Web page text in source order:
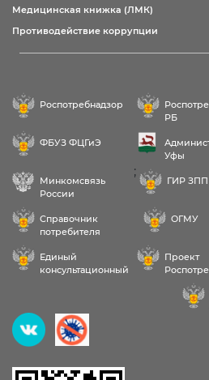
Здравствуйте! Пожалуйста,
выберите услугу:
Медицинская книжка (ЛМК)
Противодействие коррупции
Роспотребнадзор
РБ
ФБУЗ ФЦГиЭ
Уфы
Минкомсвязь
России
;
ГИР ЗПП
Справочник
потребителя
ОГМУ
Единый
консультационный
Проект
РФ
питание»